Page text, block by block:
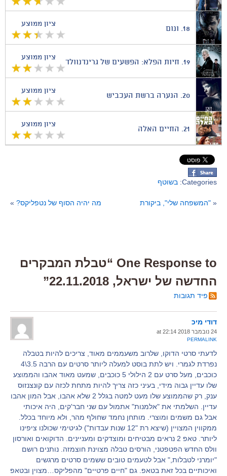
ציון ממוצע
18. ונום
ציון ממוצע
19. חיות הפלא: הפשעים של גרינדנוולד
ציון ממוצע
20. הנערה ברשת העכביש
ציון ממוצע
21. החיים האלה
Categories: בשוטף
« "המשפחה שלי", ביקורת מה יהיה הסוף של נטפליקס? »
One Response to “טבלת המבקרים
החדשה של ישראל, 22.11.2018”
פיד תגובות
דודי מיכ
24 נובמבר 2018 at 22:14
PERMALINK
לדעתי סרטי הדוקו, שלרוב משעממים מאוד, צריכים להיות בטבלה
נפרדת לגמרי. ויש לתת בוסט למעלה ליותר סרטים עם הרבה 3.5\4
כוכבים, מעל סרט עם 2 הילולי 5 כוכבים, שמעט מאוד אהבו והממוצע
שלו עדיין גבוה מידי, בעיני כזה צריך להיות מתחת לכזה עם קונצנזוס
ענק, רק שהממוצע שלו מעט למטה בגלל 2 שלא אהבו, אבל המון אהבו
עדיין. השלמתי את "אלמנות" אתמול עם שני חבר'קים, היה איכותי
אבל גם משמים ומוצרי. מותחן נחמד שחולף מהר, ולא מיוחד בכלל.
ממקווין המצויין (שיצא רת "12 שנות עבדות") לגיטימי שכולנו ציפינו
ליותר. טאפ 2 נראים מבטיחים ומוצדקים ומעניינים. הדוקואים ואורסון
וולס החדש הפטפטני, הורסים טבלה מצוינת חוצמזה. נותנים רושם
"יומרני לטבלות," אבל לטעמים טובים ששמים סרטים מרגשים
ואיכותיים בכל זאת בטאפ. גם "חיים פרטיים" מהפליקס…מצוין ובטאפ